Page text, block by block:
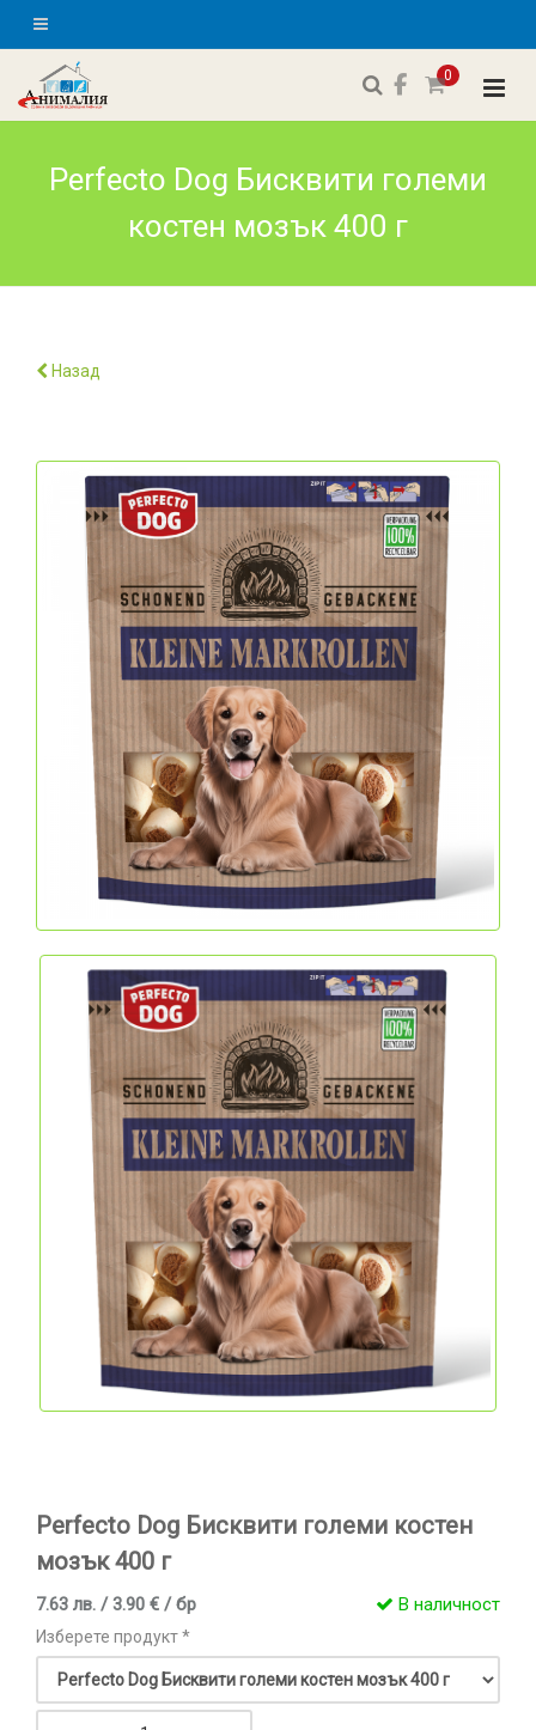
0
Perfecto Dog Бисквити големи
костен мозък 400 г
Назад
Perfecto Dog Бисквити големи костен
мозък 400 г
7.63 лв. / 3.90 € / бр В наличност
Изберете продукт *